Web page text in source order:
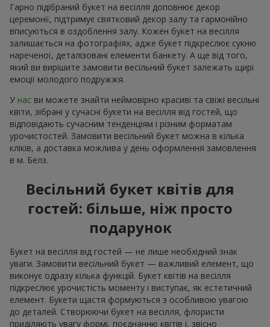
Гарно підібраний букет на весілля доповнює декор
церемонії, підтримує святковий декор залу та гармонійно
вписуються в оздоблення залу. Кожен букет на весілля
залишається на фотографіях, адже букет підкреслює сукню
нареченої, деталізовані елементи банкету. А ще від того,
який ви вирішите замовити весільний букет залежать щирі
емоції молодого подружжя.
У нас ви можете знайти неймовірно красиві та свіжі весільні
квіти, зібрані у сучасні букети на весілля від гостей, що
відповідають сучасним тенденціям і різним форматам
урочистостей. Замовити весільний букет можна в кілька
кліків, а доставка можлива у день оформлення замовлення
в м. Белз.
Весільний букет квітів для
гостей: більше, ніж просто
подарунок
Букет на весілля від гостей — не лише необхідний знак
уваги. Замовити весільний букет — важливий елемент, що
виконує одразу кілька функцій. Букет квітів на весілля
підкреслює урочистість моменту і виступає, як естетичний
елемент. Букети щастя формуються з особливою увагою
до деталей. Створюючи букет на весілля, флористи
приділяють увагу формі, поєднанню квітів і, звісно